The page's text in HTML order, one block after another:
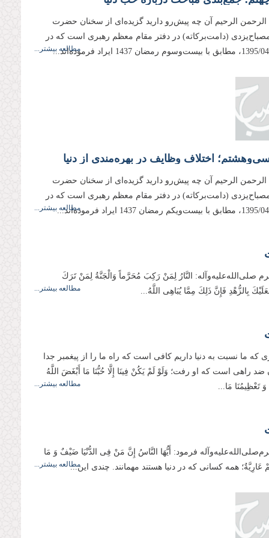
الرحمن الرحیم آن چه پیش‌رو دارید گزیده‌ای از سخنان حضرت
مصباح‌یزدی (دامت‌بركاته) در دفتر مقام معظم رهبری است كه در
مطالعه بیشتر...
اختلاف وظایف در بهره‌مندی از دنیا
الرحمن الرحیم آن چه پیش‌رو دارید گزیده‌ای از سخنان حضرت
مصباح‌یزدی (دامت‌بركاته) در دفتر مقام معظم رهبری است كه در
مطالعه بیشتر...
صلی‌الله‌علیه‌و‌آله: النَّارُ لِمَنْ‏ رَكِبَ‏ مُحَرَّماً وَالْجَنَّةُ لِمَنْ تَرَكَ
بِالزُّهْدِ فَإِنَّ ذَلِكَ مِمَّا یُبَاهِی اللَّهُ...
مطالعه بیشتر...
که ما نسبت به دنیا داریم کافی است که راه ما را از پیغمبر جدا
ضد راهی است که او رفت؛ وَلَوْ لَمْ یَكُنْ فِینَا إِلَّا حُبُّنَا مَا أَبْغَضَ اللَّهُ
تَعْظِیمُنَا مَا...
مطالعه بیشتر...
فرمود: أَیُّهَا النَّاسُ إِنَّ مَنْ فِی‏ الدُّنْیَا ضَیْفٌ وَ مَا
عَارِیَّةٌ؛‏ همه کسانی که در دنیا هستند مهمانند. چندی این...مطالعه بیشتر...